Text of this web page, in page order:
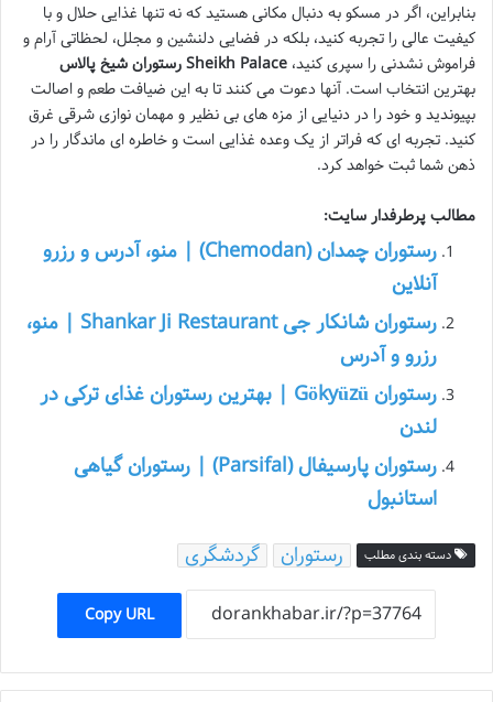
بنابراین، اگر در مسکو به دنبال مکانی هستید که نه تنها غذایی حلال و با
کیفیت عالی را تجربه کنید، بلکه در فضایی دلنشین و مجلل، لحظاتی آرام و
فراموش نشدنی را سپری کنید، رستوران شیخ پالاس Sheikh Palace
بهترین انتخاب است. آنها دعوت می کنند تا به این ضیافت طعم و اصالت
بپیوندید و خود را در دنیایی از مزه های بی نظیر و مهمان نوازی شرقی غرق
کنید. تجربه ای که فراتر از یک وعده غذایی است و خاطره ای ماندگار را در
ذهن شما ثبت خواهد کرد.
مطالب پرطرفدار سایت:
رستوران چمدان (Chemodan) | منو، آدرس و رزرو
آنلاین
رستوران شانکار جی Shankar Ji Restaurant | منو،
رزرو و آدرس
رستوران Gökyüzü | بهترین رستوران غذای ترکی در
لندن
رستوران پارسیفال (Parsifal) | رستوران گیاهی
استانبول
دسته بندی مطلب رستوران گردشگری
Copy URL